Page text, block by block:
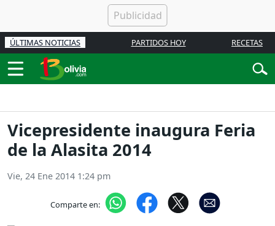
ÚLTIMAS NOTICIAS PARTIDOS HOY RECETAS
Vicepresidente inaugura Feria
de la Alasita 2014
Vie, 24 Ene 2014 1:24 pm
Comparte en: